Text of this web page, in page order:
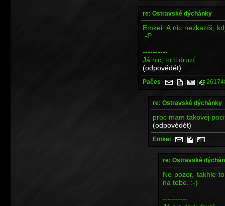
re: Ostravské dýchánky
Emkei: A nic nezkazíš,
:-P
----------
Já nic, to ti druzí.
(odpovědět)
Pačes | | | |
re: Ostravské dýchánky
proc mam takovej
(odpovědět)
Emkei | | |
re: Ostravské
No pozor, takhle
na tebe. :-)
----------